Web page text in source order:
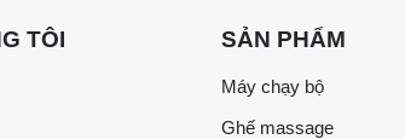
TÔI SẢN PHẨM
Máy chạy bộ
Ghế massage